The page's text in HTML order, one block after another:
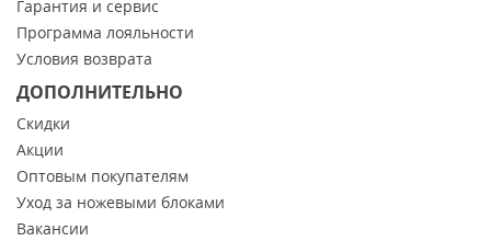
Гарантия и сервис
Программа лояльности
Условия возврата
ДОПОЛНИТЕЛЬНО
Скидки
Акции
Оптовым покупателям
Уход за ножевыми блоками
Вакансии